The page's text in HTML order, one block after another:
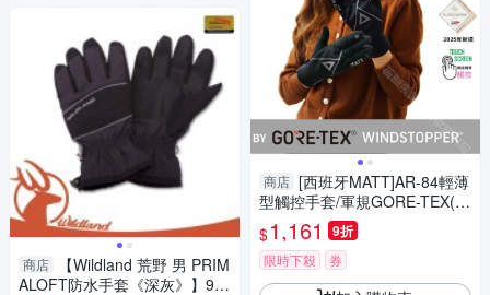
商店
【Wildland 荒野 男 PRIM
ALOFT防水手套《深灰》】92
商店 [西班牙MATT]AR-84輕薄
型觸控手套/軍規GORE-TEX(W
INDSTOPPER)防寒風/防滑頂
級三用戶外專業
$1,161 9折
限時下殺 券